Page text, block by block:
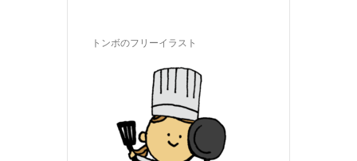
トンボのフリーイラスト